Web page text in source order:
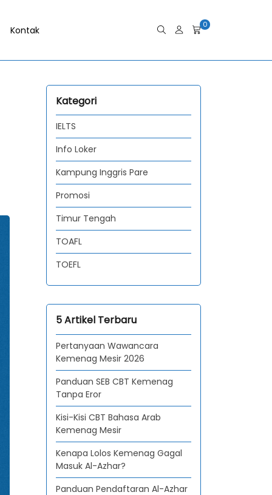
Kontak
0
Kategori
IELTS
Info Loker
Kampung Inggris Pare
Promosi
Timur Tengah
TOAFL
TOEFL
5 Artikel Terbaru
Pertanyaan Wawancara
Kemenag Mesir 2026
Panduan SEB CBT Kemenag
Tanpa Eror
Kisi-Kisi CBT Bahasa Arab
Kemenag Mesir
Kenapa Lolos Kemenag Gagal
Masuk Al-Azhar?
Panduan Pendaftaran Al-Azhar